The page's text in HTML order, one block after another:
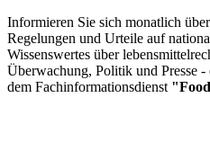
Informieren Sie sich monatlich
Regelungen und Urteile auf
Wissenswertes über
Überwachung, Politik und Presse
dem Fachinformationsdienst